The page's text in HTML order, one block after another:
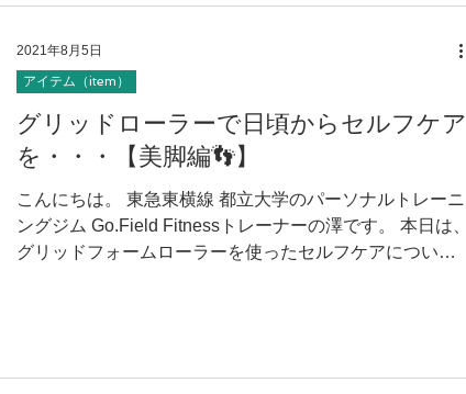
グリッドローラーで日頃からセルフケア
を・・・【美脚編👣】
こんにちは。 東急東横線 都立大学のパーソナルトレーニ
ングジム Go.Field Fitnessトレーナーの澤です。 本日は、
グリッドフォームローラーを使ったセルフケアについて
アイテム（item）
2021年8月5日